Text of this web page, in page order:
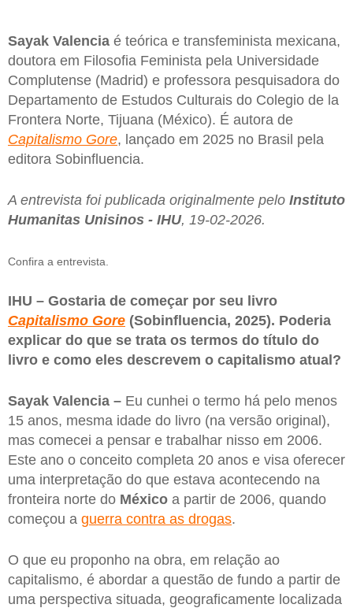
Sayak Valencia é teórica e transfeminista mexicana,
doutora em Filosofia Feminista pela Universidade
Complutense (Madrid) e professora pesquisadora do
Departamento de Estudos Culturais do Colegio de la
Frontera Norte, Tijuana (México). É autora de
Capitalismo Gore, lançado em 2025 no Brasil pela
editora Sobinfluencia.
A entrevista foi publicada originalmente pelo Instituto
Humanitas Unisinos - IHU, 19-02-2026.
Confira a entrevista.
IHU – Gostaria de começar por seu livro
Capitalismo Gore (Sobinfluencia, 2025). Poderia
explicar do que se trata os termos do título do
livro e como eles descrevem o capitalismo atual?
Sayak Valencia – Eu cunhei o termo há pelo menos
15 anos, mesma idade do livro (na versão original),
mas comecei a pensar e trabalhar nisso em 2006.
Este ano o conceito completa 20 anos e visa oferecer
uma interpretação do que estava acontecendo na
fronteira norte do México a partir de 2006, quando
começou a guerra contra as drogas.
O que eu proponho na obra, em relação ao
capitalismo, é abordar a questão de fundo a partir de
uma perspectiva situada, geograficamente localizada